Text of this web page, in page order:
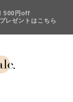
500円off
レゼントはこちら